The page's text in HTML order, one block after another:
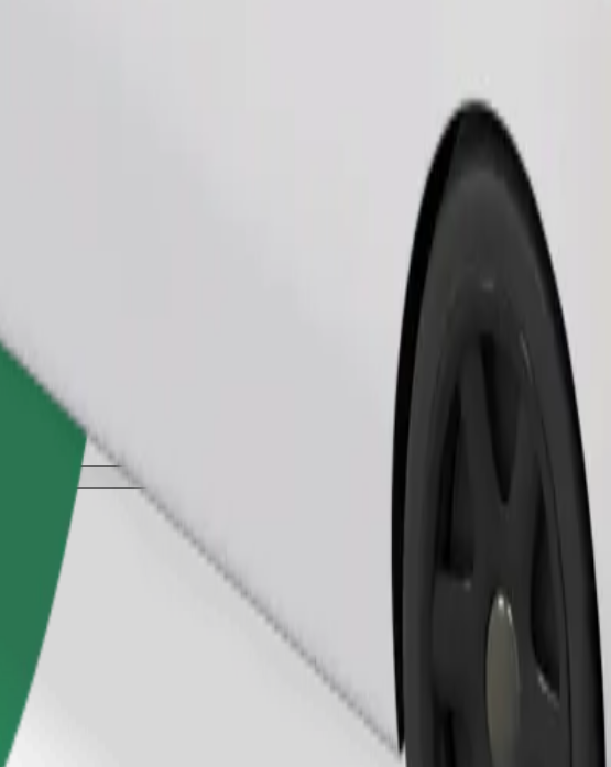
дрібні тварини — в переноску, а сидіння захищені ковдрою або підстилкою.